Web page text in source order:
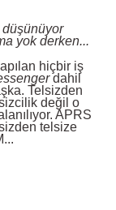
yok derken...
hiçbir iş
dahil
Telsizden
değil o
APRS
telsize